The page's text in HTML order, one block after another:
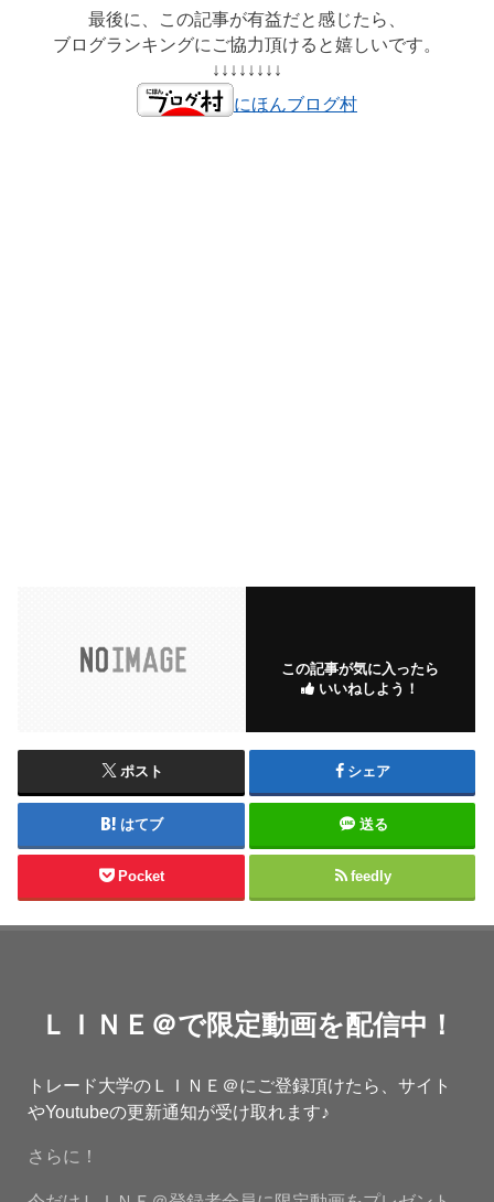
最後に、この記事が有益だと感じたら、
ブログランキングにご協力頂けると嬉しいです。
↓↓↓↓↓↓↓↓
にほんブログ村
この記事が気に入ったら
いいねしよう！
ポスト シェア
はてブ 送る
Pocket feedly
ＬＩＮＥ＠で限定動画を配信中！
トレード大学のＬＩＮＥ＠にご登録頂けたら、サイト
やYoutubeの更新通知が受け取れます♪
さらに！